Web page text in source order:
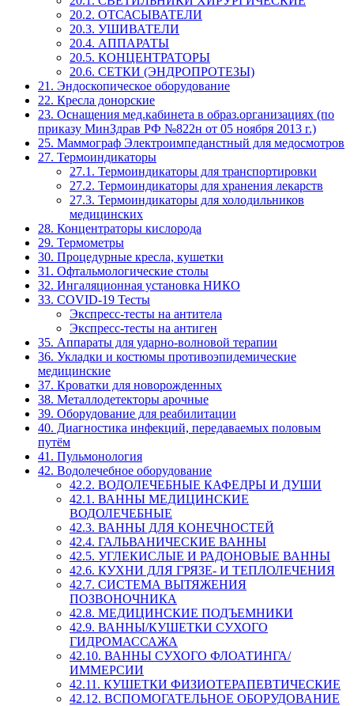
20.2. ОТСАСЫВАТЕЛИ
20.3. УШИВАТЕЛИ
20.4. АППАРАТЫ
20.5. КОНЦЕНТРАТОРЫ
20.6. СЕТКИ (ЭНДРОПРОТЕЗЫ)
21. Эндоскопическое оборудование
22. Кресла донорские
23. Оснащения мед.кабинета в образ.организациях (по
приказу МинЗдрав РФ №822н от 05 ноября 2013 г.)
25. Маммограф Электроимпеданстный для медосмотров
27. Термоиндикаторы
27.1. Термоиндикаторы для транспортировки
27.2. Термоиндикаторы для хранения лекарств
27.3. Термоиндикаторы для холодильников
медицинских
28. Концентраторы кислорода
29. Термометры
30. Процедурные кресла, кушетки
31. Офтальмологические столы
32. Ингаляционная установка НИКО
33. COVID-19 Тесты
Экспресс-тесты на антитела
Экспресс-тесты на антиген
35. Аппараты для ударно-волновой терапии
36. Укладки и костюмы противоэпидемические
медицинские
37. Кроватки для новорожденных
38. Металлодетекторы арочные
39. Оборудование для реабилитации
40. Диагностика инфекций, передаваемых половым
путём
41. Пульмонология
42. Водолечебное оборудование
42.2. ВОДОЛЕЧЕБНЫЕ КАФЕДРЫ И ДУШИ
42.1. ВАННЫ МЕДИЦИНСКИЕ
ВОДОЛЕЧЕБНЫЕ
42.3. ВАННЫ ДЛЯ КОНЕЧНОСТЕЙ
42.4. ГАЛЬВАНИЧЕСКИЕ ВАННЫ
42.5. УГЛЕКИСЛЫЕ И РАДОНОВЫЕ ВАННЫ
42.6. КУХНИ ДЛЯ ГРЯЗЕ- И ТЕПЛОЛЕЧЕНИЯ
42.7. СИСТЕМА ВЫТЯЖЕНИЯ
ПОЗВОНОЧНИКА
42.8. МЕДИЦИНСКИЕ ПОДЪЕМНИКИ
42.9. ВАННЫ/КУШЕТКИ СУХОГО
ГИДРОМАССАЖА
42.10. ВАННЫ СУХОГО ФЛОАТИНГА/
ИММЕРСИИ
42.11. КУШЕТКИ ФИЗИОТЕРАПЕВТИЧЕСКИЕ
42.12. ВСПОМОГАТЕЛЬНОЕ ОБОРУДОВАНИЕ